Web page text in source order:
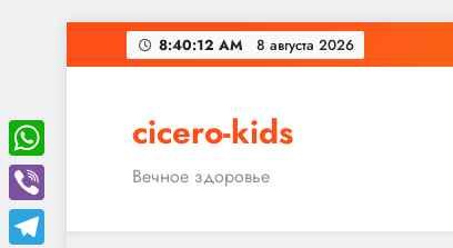
Перейти
к
8:40:13 AM 8 августа 2026
cicero-kids
Вечное здоровье
WhatsApp
Viber